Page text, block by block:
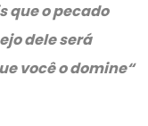
que o pecado
dele será
você o domine“